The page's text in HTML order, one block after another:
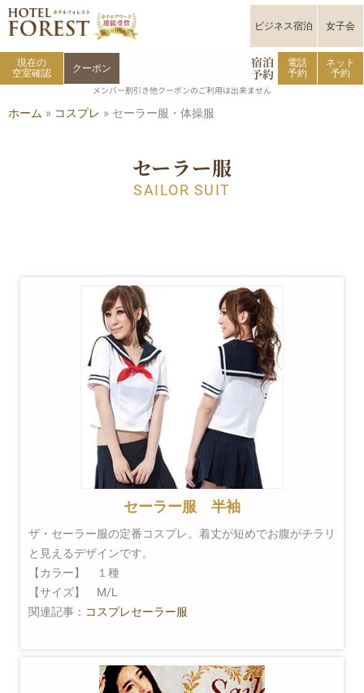
内
容
プ
ビジネス宿泊 女子会
現在の
空室確認
クーポン 宿泊
予約
電話
予約
ネット
予約
メンバー割引き他クーポンのご利用は出来ません
ホーム » コスプレ » セーラー服・体操服
セーラー服
SAILOR SUIT
セーラー服 半袖
ザ・セーラー服の定番コスプレ。着丈が短めでお腹がチラリ
と見えるデザインです。
【カラー】 １種
【サイズ】 M/L
関連記事： コスプレセーラー服